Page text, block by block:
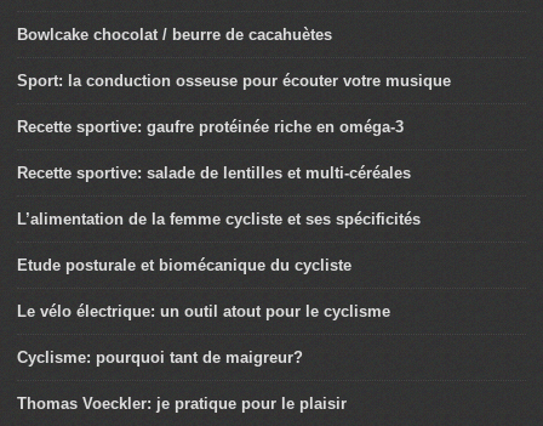
Bowlcake chocolat / beurre de cacahuètes
Sport: la conduction osseuse pour écouter votre musique
Recette sportive: gaufre protéinée riche en oméga-3
Recette sportive: salade de lentilles et multi-céréales
L’alimentation de la femme cycliste et ses spécificités
Etude posturale et biomécanique du cycliste
Le vélo électrique: un outil atout pour le cyclisme
Cyclisme: pourquoi tant de maigreur?
Thomas Voeckler: je pratique pour le plaisir